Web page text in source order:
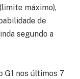
máximo),
de
segundo a
G1 nos últimos 7